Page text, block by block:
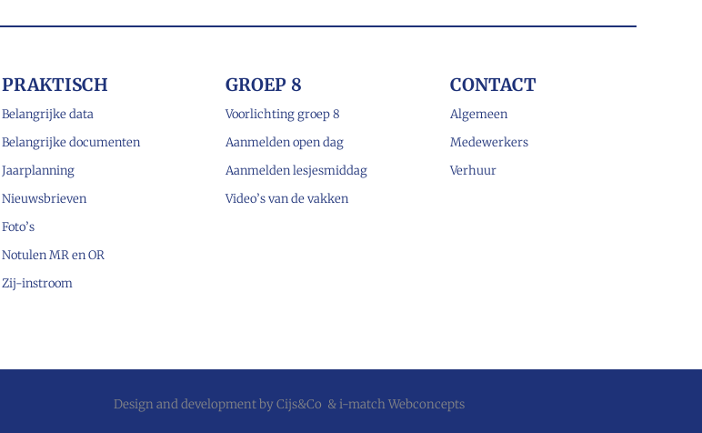
PRAKTISCH
Belangrijke data
Belangrijke documenten
Jaarplanning
Nieuwsbrieven
Foto’s
Notulen MR en OR
Zij-instroom
GROEP 8
Voorlichting groep 8
Aanmelden open dag
Aanmelden lesjesmiddag
Video’s van de vakken
CONTACT
Algemeen
Medewerkers
Verhuur
Design and development by Cijs&Co &i-match Webconcepts